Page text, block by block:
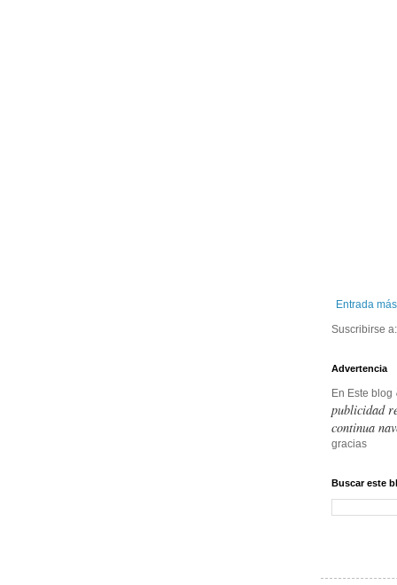
Entrada
Suscribirse
Advertencia
En Este blog
publicidad
continua
gracias
Buscar este